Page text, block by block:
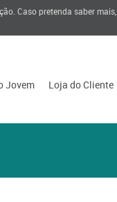
Caso pretenda saber
Jovem Loja do Cliente